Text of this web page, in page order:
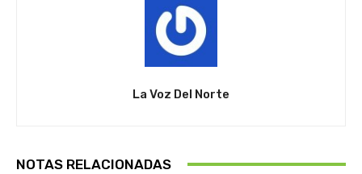
La Voz Del Norte
NOTAS RELACIONADAS